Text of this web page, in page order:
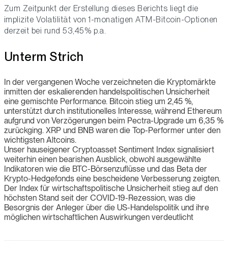
Zum Zeitpunkt der Erstellung dieses Berichts liegt die
implizite Volatilität von 1-monatigen ATM-Bitcoin-Optionen
derzeit bei rund 53,45% p.a.
Unterm Strich
In der vergangenen Woche verzeichneten die Kryptomärkte
inmitten der eskalierenden handelspolitischen Unsicherheit
eine gemischte Performance. Bitcoin stieg um 2,45 %,
unterstützt durch institutionelles Interesse, während Ethereum
aufgrund von Verzögerungen beim Pectra-Upgrade um 6,35 %
zurückging. XRP und BNB waren die Top-Performer unter den
wichtigsten Altcoins.
Unser hauseigener Cryptoasset Sentiment Index signalisiert
weiterhin einen bearishen Ausblick, obwohl ausgewählte
Indikatoren wie die BTC-Börsenzuflüsse und das Beta der
Krypto-Hedgefonds eine bescheidene Verbesserung zeigten.
Der Index für wirtschaftspolitische Unsicherheit stieg auf den
höchsten Stand seit der COVID-19-Rezession, was die
Besorgnis der Anleger über die US-Handelspolitik und ihre
möglichen wirtschaftlichen Auswirkungen verdeutlicht